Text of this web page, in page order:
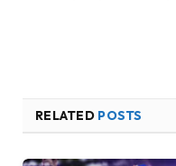
RELATED POSTS